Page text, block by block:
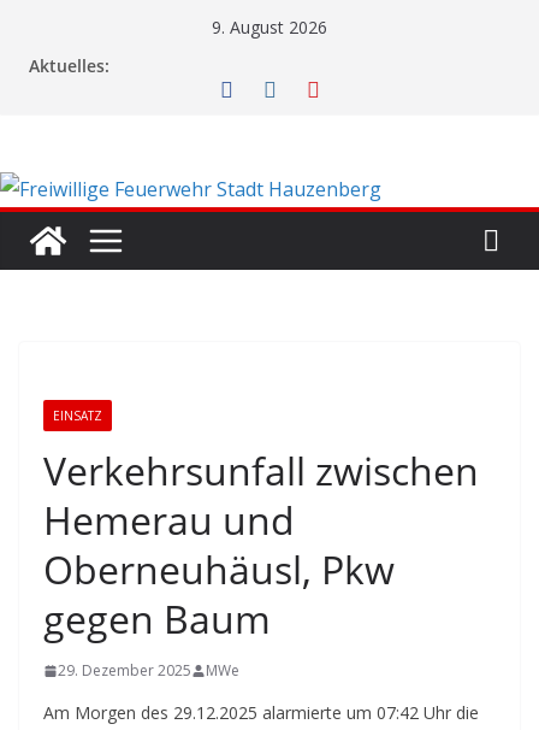
9. August 2026
Aktuelles:
EINSATZ
Verkehrsunfall zwischen
Hemerau und
Oberneuhäusl, Pkw
gegen Baum
29. Dezember 2025 MWe
Am Morgen des 29.12.2025 alarmierte um 07:42 Uhr die